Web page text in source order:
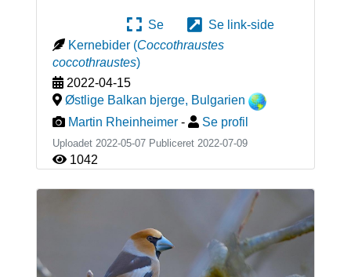
Se
Se link-side
Kernebider (Coccothraustes
coccothraustes)
2022-04-15
Østlige Balkan bjerge, Bulgarien
Martin Rheinheimer - Se profil
Uploadet 2022-05-07 Publiceret 2022-07-09
1042